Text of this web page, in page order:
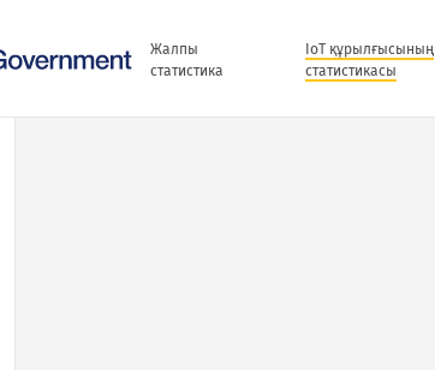
Жалпы
статистика
IoT құрылғысының
статистикасы